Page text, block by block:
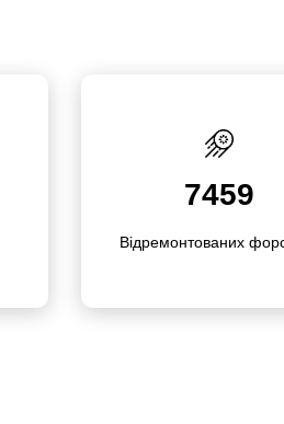
7459
Відре­мон­то­ваних